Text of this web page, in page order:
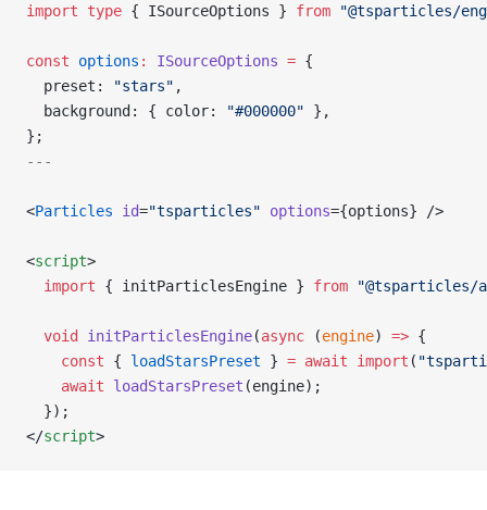
import type { ISourceOptions } from "@tsparticles/
const options : ISourceOptions = {
  preset:
"stars" ,
  background: { color:
"#000000" },
};
---
<Particles id="tsparticles" options={options} />
<script>
  import
{ initParticlesEngine } from "@tsparticles/
  void
initParticlesEngine(async (engine) => {
    const
{ loadStarsPreset } = await import (
    await
loadStarsPreset (engine);
  });
</script>